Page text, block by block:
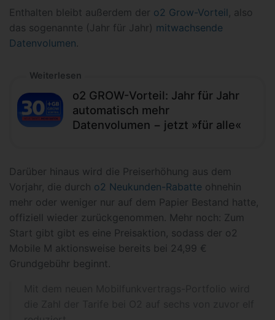
Enthalten bleibt außerdem der o2 Grow-Vorteil, also
das sogenannte (Jahr für Jahr) mitwachsende
Datenvolumen.
Weiterlesen
o2 GROW-Vorteil: Jahr für Jahr
automatisch mehr
Datenvolumen − jetzt »für alle«
Darüber hinaus wird die Preiserhöhung aus dem
Vorjahr, die durch o2 Neukunden-Rabatte ohnehin
mehr oder weniger nur auf dem Papier Bestand hatte,
offiziell wieder zurückgenommen. Mehr noch: Zum
Start gibt gibt es eine Preisaktion, sodass der o2
Mobile M aktionsweise bereits bei 24,99 €
Grundgebühr beginnt.